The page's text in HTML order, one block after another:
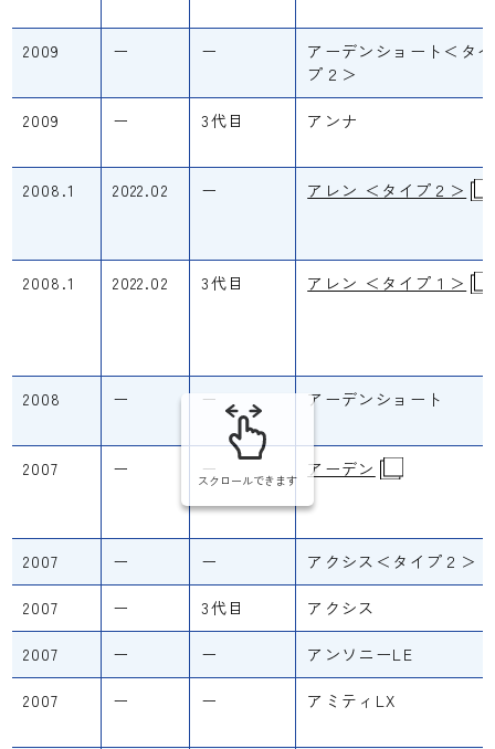
2009 ー ー
アーデンショート＜タイ
プ２＞
2009 ー 3代目 アンナ
2008.1 2022.02 ー アレン ＜タイプ２＞
2008.1 2022.02 3代目 アレン ＜タイプ１＞
2008 ー ー アーデンショート
2007 ー ー アーデン
2007 ー ー アクシス＜タイプ２＞
2007 ー 3代目 アクシス
2007 ー ー アンソニーLE
2007 ー ー アミティLX
スクロールできます